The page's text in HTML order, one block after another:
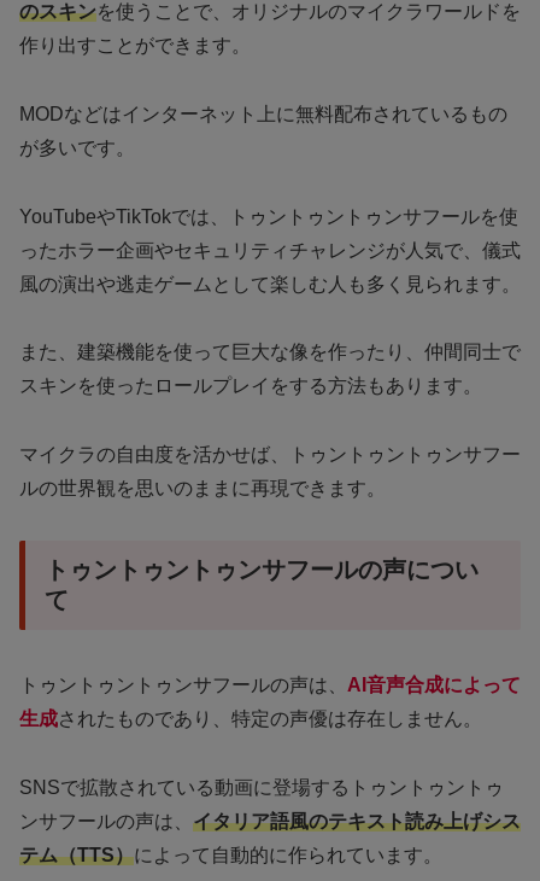
のスキンを使うことで、オリジナルのマイクラワールドを
作り出すことができます。
MODなどはインターネット上に無料配布されているもの
が多いです。
YouTubeやTikTokでは、トゥントゥントゥンサフールを使
ったホラー企画やセキュリティチャレンジが人気で、儀式
風の演出や逃走ゲームとして楽しむ人も多く見られます。
また、建築機能を使って巨大な像を作ったり、仲間同士で
スキンを使ったロールプレイをする方法もあります。
マイクラの自由度を活かせば、トゥントゥントゥンサフー
ルの世界観を思いのままに再現できます。
トゥントゥントゥンサフールの声につい
て
トゥントゥントゥンサフールの声は、 AI音声合成によって
生成されたものであり、特定の声優は存在しません。
SNSで拡散されている動画に登場するトゥントゥントゥ
ンサフールの声は、 イタリア語風のテキスト読み上げシス
テム（TTS）によって自動的に作られています。